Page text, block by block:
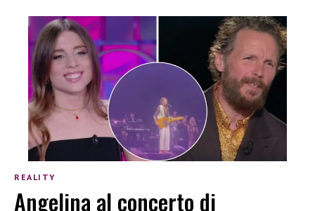
REALITY
Angelina al concerto di